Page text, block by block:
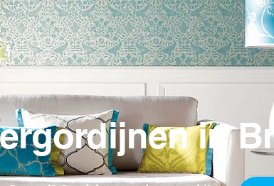
overgordijnen in Brussel
in Brussel? Ontdek ze vandaag nog bij
in